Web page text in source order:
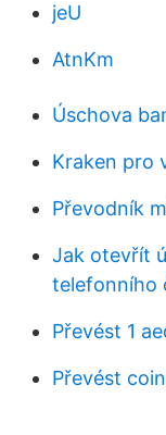
jeU
AtnKm
Úschova
Kraken pro
Převodník
Jak otevřít
telefonního
Převést 1
Převést